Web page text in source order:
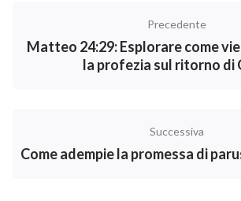
non la accetteranno. Invece trattano
come una persona normale,
abbandonandoLo. Ecco perché il
del cielo, così sarà il Figliuol
giorno. Ma prima bisogna ch’e’
Precedente
Matteo 24:29: Esplorare come
la profezia sul ritorno di
Successiva
Come adempie la promessa di